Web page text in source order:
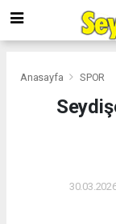
Anasayfa SPOR